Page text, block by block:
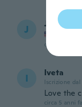
J Jan
circa 5 anni fa
I Iveta
Iscrizione dal
Love the
circa 5 anni fa